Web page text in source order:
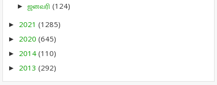
► ஜனவரி (124)
► 2021 (1285)
► 2020 (645)
► 2014 (110)
► 2013 (292)